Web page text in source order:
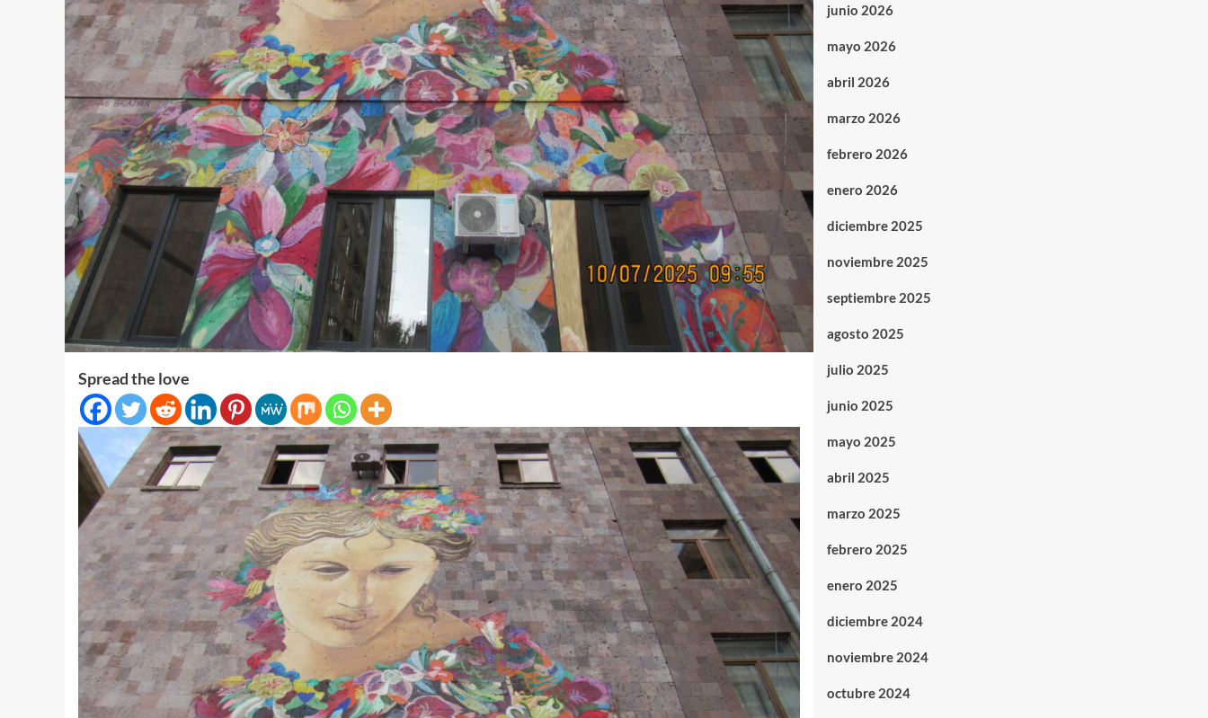
Spread the love
junio 2026
mayo 2026
abril 2026
marzo 2026
febrero 2026
enero 2026
diciembre 2025
noviembre 2025
septiembre 2025
agosto 2025
julio 2025
junio 2025
mayo 2025
abril 2025
marzo 2025
febrero 2025
enero 2025
diciembre 2024
noviembre 2024
octubre 2024